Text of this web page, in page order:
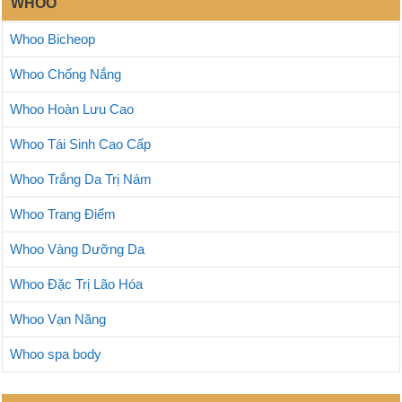
WHOO
Whoo Bicheop
Whoo Chống Nắng
Whoo Hoàn Lưu Cao
Whoo Tái Sinh Cao Cấp
Whoo Trắng Da Trị Nám
Whoo Trang Điểm
Whoo Vàng Dưỡng Da
Whoo Đặc Trị Lão Hóa
Whoo Vạn Năng
Whoo spa body